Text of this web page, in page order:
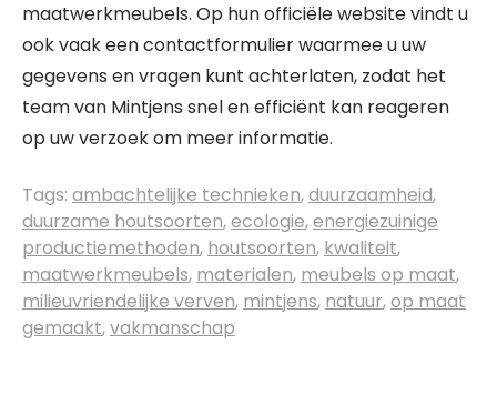
maatwerkmeubels. Op hun officiële website vindt u
ook vaak een contactformulier waarmee u uw
gegevens en vragen kunt achterlaten, zodat het
team van Mintjens snel en efficiënt kan reageren
op uw verzoek om meer informatie.
Tags: ambachtelijke technieken,duurzaamheid,
duurzame houtsoorten,ecologie,energiezuinige
productiemethoden, houtsoorten, kwaliteit,
maatwerkmeubels, materialen, meubels op maat,
milieuvriendelijke verven, mintjens, natuur,op maat
gemaakt,vakmanschap